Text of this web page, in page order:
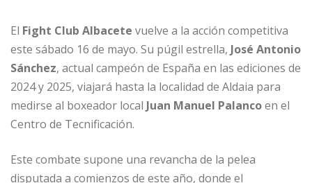
El Fight Club Albacete vuelve a la acción competitiva
este sábado 16 de mayo. Su púgil estrella, José Antonio
Sánchez, actual campeón de España en las ediciones de
2024 y 2025, viajará hasta la localidad de Aldaia para
medirse al boxeador local Juan Manuel Palancoen el
Centro de Tecnificación.
Este combate supone una revancha de la pelea
disputada a comienzos de este año, donde el